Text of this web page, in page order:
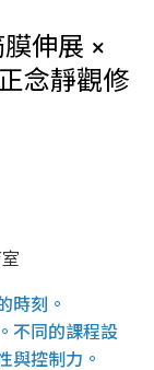
伸展 ×
念靜觀修
室
時刻。
不同的課程設
與控制力。